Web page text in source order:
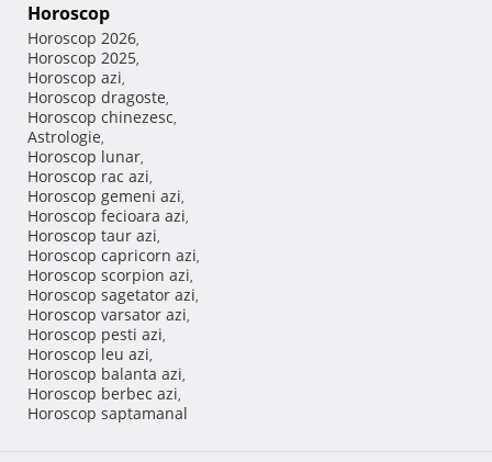
Horoscop
Horoscop 2026,
Horoscop 2025,
Horoscop azi,
Horoscop dragoste,
Horoscop chinezesc,
Astrologie,
Horoscop lunar,
Horoscop rac azi,
Horoscop gemeni azi,
Horoscop fecioara azi,
Horoscop taur azi,
Horoscop capricorn azi,
Horoscop scorpion azi,
Horoscop sagetator azi,
Horoscop varsator azi,
Horoscop pesti azi,
Horoscop leu azi,
Horoscop balanta azi,
Horoscop berbec azi,
Horoscop saptamanal